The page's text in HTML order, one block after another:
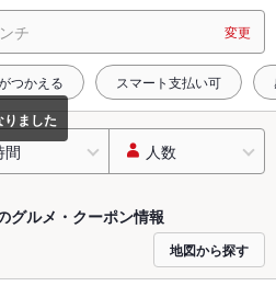
チ 変更
つかえる スマート支払い可
間 人数
グルメ・クーポン情報
地図から探す